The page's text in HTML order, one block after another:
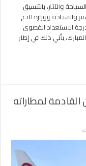
والآثار، بالتنسيق
والسياحة ووزارة الحج
الاستعداد القصوى
يأتي ذلك في إطار
لمطاراته
المغرب